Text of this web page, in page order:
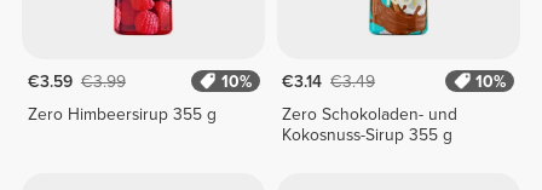
€3.59 €3.99
10%
Zero Himbeersirup 355 g
€3.14 €3.49
10%
Zero Schokoladen- und
Kokosnuss-Sirup 355 g